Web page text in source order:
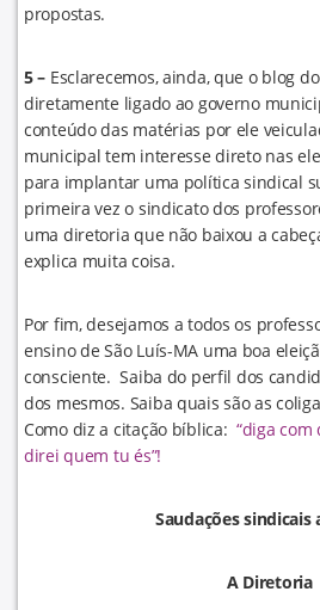
propostas.
5 – Esclarecemos, ainda, que o blog
diretamente ligado ao governo
conteúdo das matérias por ele
municipal tem interesse direto nas
para implantar uma política sindical
primeira vez o sindicato dos
uma diretoria que não baixou a
explica muita coisa.
Por fim, desejamos a todos os
ensino de São Luís-MA uma boa
consciente. Saiba do perfil dos
dos mesmos. Saiba quais são as
Como diz a citação bíblica: “diga
direi quem tu és”!
Saudações sindicais
A Diretoria